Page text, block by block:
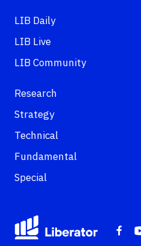
LIB Daily
LIB Live
LIB Community
Research
Strategy
Technical
Fundamental
Special